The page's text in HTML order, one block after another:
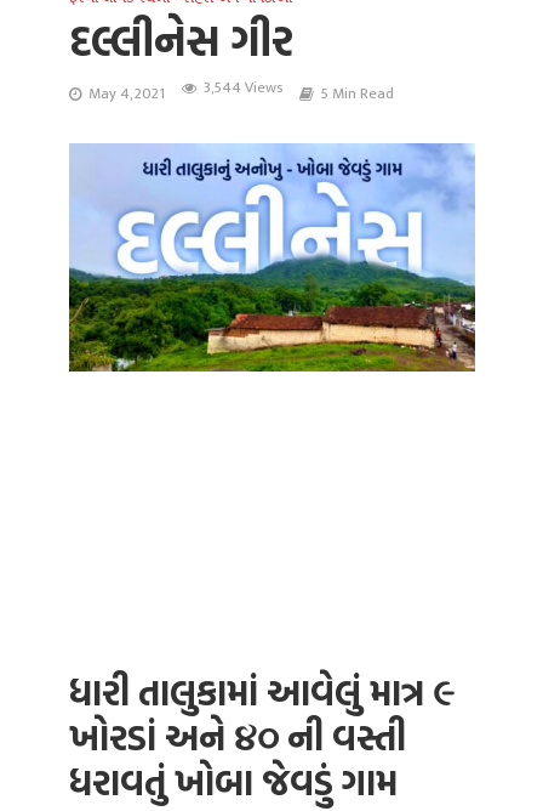
દલ્લીનેસ ગીર
May 4, 2021 3,544 Views 5 Min Read
ધારી તાલુકામાં આવેલું માત્ર ૯
ખોરડાં અને ૪૦ ની વસ્તી
ધરાવતું ખોબા જેવડું ગામ